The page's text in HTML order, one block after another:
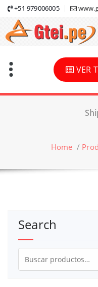
Skip
content
+51 979006005
VER
Home /
Search
Buscar